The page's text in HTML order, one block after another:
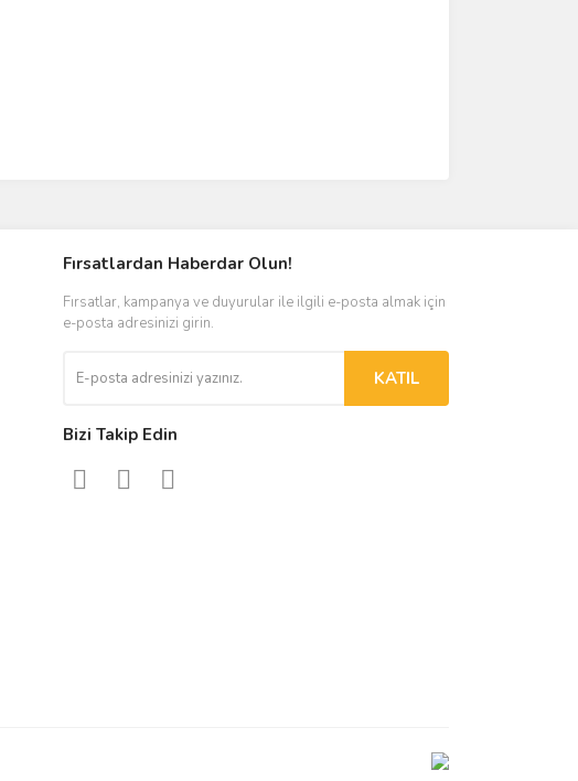
Fırsatlardan Haberdar Olun!
Fırsatlar, kampanya ve duyurular ile ilgili e-posta almak için
e-posta adresinizi girin.
KATIL
Bizi Takip Edin